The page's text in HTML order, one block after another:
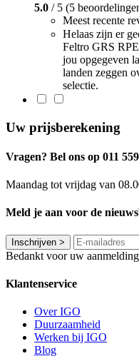
5.0 / 5 (5
Meest recente
Helaas zijn er
Feltro GRS
jou opgegeven
landen zeggen
selectie.
Uw prijsberekening
Vragen? Bel ons op 011
Maandag tot vrijdag van
Meld je aan voor de
Inschrijven >
Bedankt voor uw aanmelding
Klantenservice
Over IGO
Duurzaamheid
Werken bij IGO
Blog